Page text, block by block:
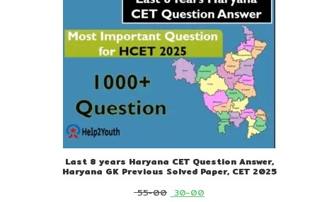
Last 8 years Haryana CET Question Answer,
Haryana GK Previous Solved Paper, CET 2025
55-00 Original
30-00Current